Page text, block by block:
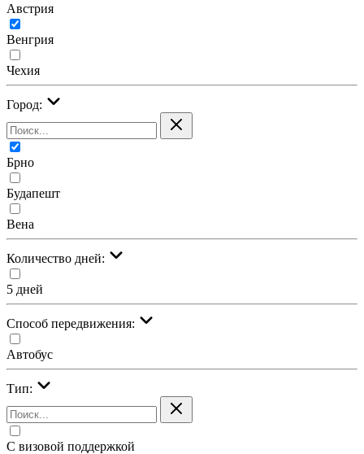
Австрия
Венгрия
Чехия
Город:
Брно
Будапешт
Вена
Количество дней:
5 дней
Cпособ передвижения:
Автобус
Тип:
С визовой поддержкой